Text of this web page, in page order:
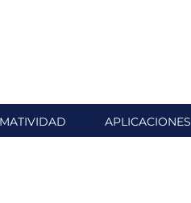
APLICACIONES